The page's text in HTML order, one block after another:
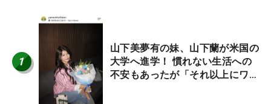
1
山下美夢有の妹、山下蘭が米国の
大学へ進学！ 慣れない生活への
不安もあったが「それ以上にワク